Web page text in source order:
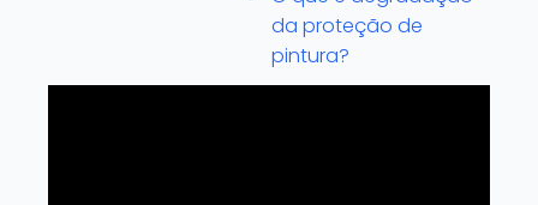
da proteção de
pintura?